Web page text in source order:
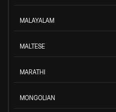
MALAYALAM
MALTESE
MARATHI
MONGOLIAN